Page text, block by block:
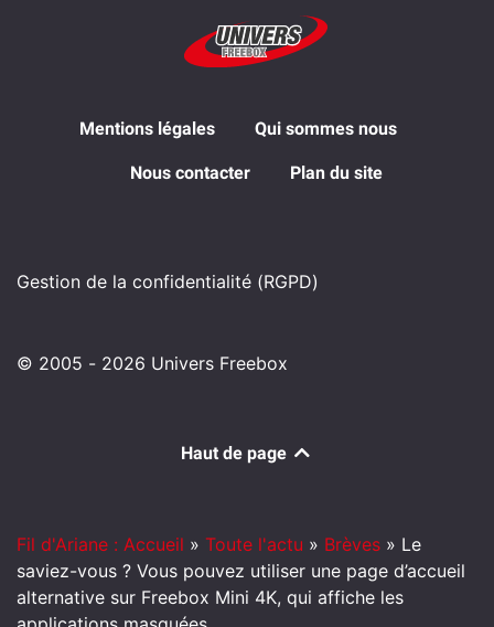
Mentions légales Qui sommes nous
Nous contacter Plan du site
Gestion de la confidentialité (RGPD)
© 2005 - 2026 Univers Freebox
Haut de page
Fil d'Ariane : Accueil » Toute l'actu » Brèves » Le
saviez-vous ? Vous pouvez utiliser une page d’accueil
alternative sur Freebox Mini 4K, qui affiche les